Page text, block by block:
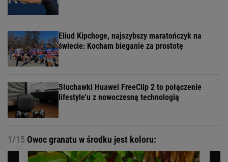
Eliud Kipchoge, najszybszy maratończyk na
świecie: Kocham bieganie za prostotę
Słuchawki Huawei FreeClip 2 to połączenie
lifestyle'u z nowoczesną technologią
1/15 Owoc granatu w środku jest koloru: